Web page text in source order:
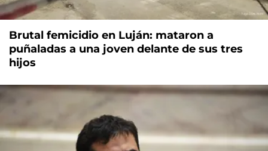
Brutal femicidio en Luján: mataron a
puñaladas a una joven delante de sus tres
hijos